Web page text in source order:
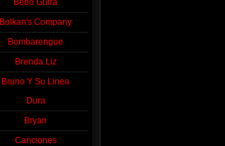
Bebo Guira
Bolkan's Company
Bombarengue
Brenda Liz
Bruno Y Su Linea
Dura
Bryan
Canciones